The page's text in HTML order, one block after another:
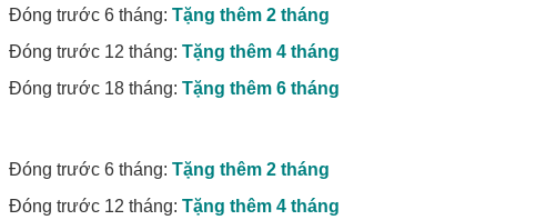
Đóng trước 6 tháng: Tặng thêm 2 tháng
Đóng trước 12 tháng: Tặng thêm 4 tháng
Đóng trước 18 tháng: Tặng thêm 6 tháng
Đóng trước 6 tháng: Tặng thêm 2 tháng
Đóng trước 12 tháng: Tặng thêm 4 tháng